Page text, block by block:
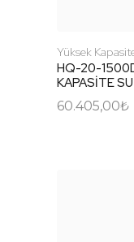
Yüksek
HQ-20-
KAPASİTE
60.405,00₺